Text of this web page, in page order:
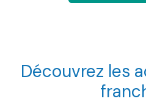
Découvrez les